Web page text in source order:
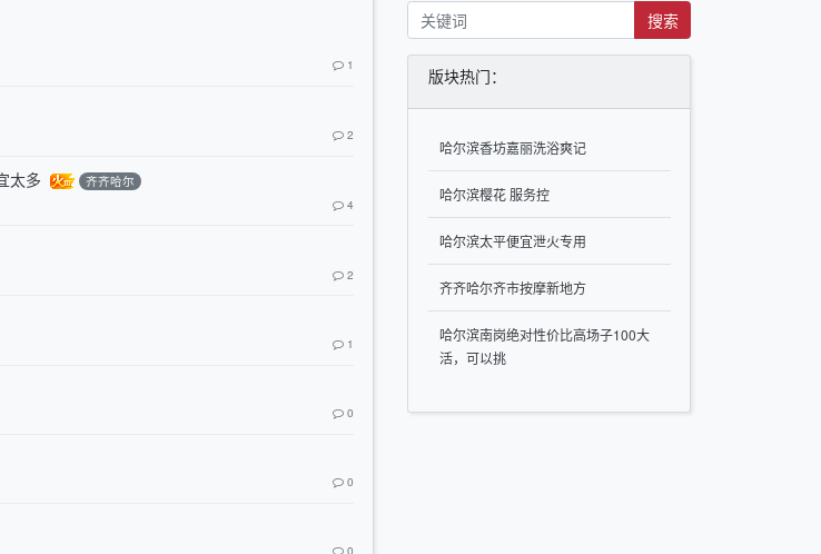
1
2
太多 齐齐哈尔
4
2
1
0
0
0
搜索
版块热门：
哈尔滨香坊嘉丽洗浴爽记
哈尔滨樱花 服务控
哈尔滨太平便宜泄火专用
齐齐哈尔齐市按摩新地方
哈尔滨南岗绝对性价比高场子100大
活，可以挑